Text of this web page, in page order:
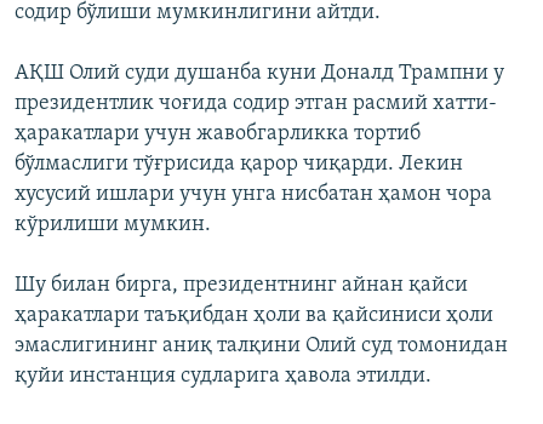
содир бўлиши мумкинлигини айтди.
АҚШ Олий суди душанба куни Доналд Трампни у
президентлик чоғида содир этган расмий хатти-
ҳаракатлари учун жавобгарликка тортиб
бўлмаслиги тўғрисида қарор чиқарди. Лекин
хусусий ишлари учун унга нисбатан ҳамон чора
кўрилиши мумкин.
Шу билан бирга, президентнинг айнан қайси
ҳаракатлари таъқибдан ҳоли ва қайсиниси ҳоли
эмаслигининг аниқ талқини Олий суд томонидан
қуйи инстанция судларига ҳавола этилди.